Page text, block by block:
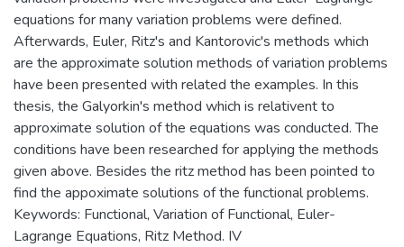
equations for many variation problems were defined.
Afterwards, Euler, Ritz's and Kantorovic's methods which
are the approximate solution methods of variation problems
have been presented with related the examples. In this
thesis, the Galyorkin's method which is relativent to
approximate solution of the equations was conducted. The
conditions have been researched for applying the methods
given above. Besides the ritz method has been pointed to
find the appoximate solutions of the functional problems.
Keywords: Functional, Variation of Functional, Euler-
Lagrange Equations, Ritz Method. IV